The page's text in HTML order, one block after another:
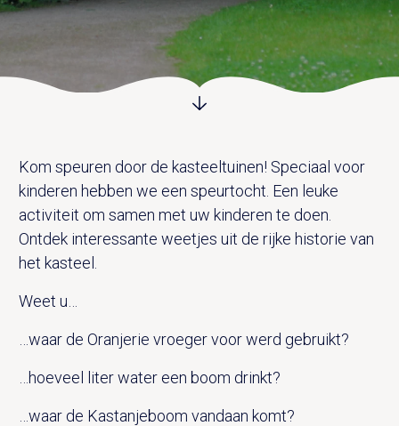
Kom speuren door de kasteeltuinen! Speciaal voor
kinderen hebben we een speurtocht. Een leuke
activiteit om samen met uw kinderen te doen.
Ontdek interessante weetjes uit de rijke historie van
het kasteel.
Weet u…
…waar de Oranjerie vroeger voor werd gebruikt?
…hoeveel liter water een boom drinkt?
…waar de Kastanjeboom vandaan komt?